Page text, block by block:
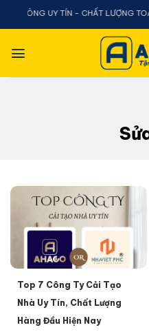
Chuyển
dung
UY TÍN - CHẤT LƯỢNG TOÀN QUỐC
Top 7 Công Ty Cải Tạo
Nhà Uy Tín, Chất Lượng
Hàng Đầu Hiện Nay